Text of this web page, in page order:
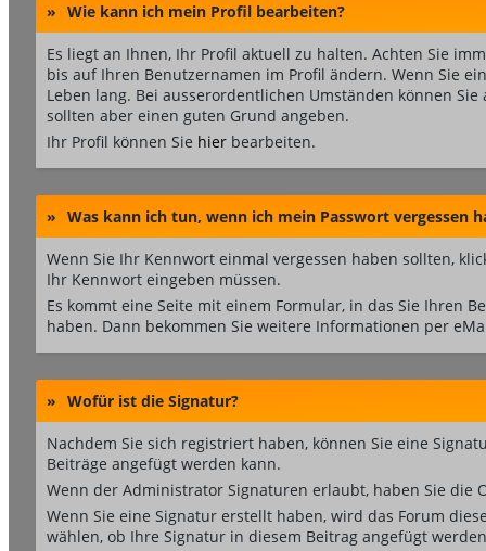
» Wie kann ich mein Profil bearbeiten?
Es liegt an Ihnen, Ihr Profil aktuell zu halten. Achten Sie
bis auf Ihren Benutzernamen im Profil ändern. Wenn Sie
Leben lang. Bei ausserordentlichen Umständen können
sollten aber einen guten Grund angeben.
Ihr Profil können Sie hier bearbeiten.
» Was kann ich tun, wenn ich mein Passwort vergessen
Wenn Sie Ihr Kennwort einmal vergessen haben sollten,
Ihr Kennwort eingeben müssen.
Es kommt eine Seite mit einem Formular, in das Sie Ihren
haben. Dann bekommen Sie weitere Informationen per
» Wofür ist die Signatur?
Nachdem Sie sich registriert haben, können Sie eine
Beiträge angefügt werden kann.
Wenn der Administrator Signaturen erlaubt, haben Sie
Wenn Sie eine Signatur erstellt haben, wird das Forum
wählen, ob Ihre Signatur in diesem Beitrag angefügt